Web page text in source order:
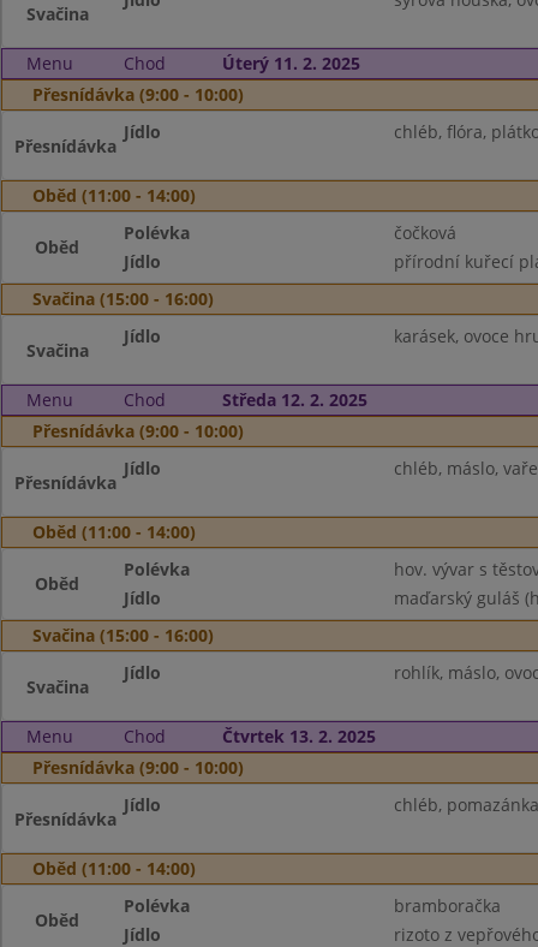
Svačina
Menu Chod
Úterý 11. 2. 2025
Přesnídávka (9:00 - 10:00)
Přesnídávka
Jídlo chléb, flóra,
Oběd (11:00 - 14:00)
Oběd
Polévka
čočková
Jídlo
přírodní kuřecí
Svačina (15:00 - 16:00)
Svačina
Jídlo karásek, ovoce
Menu Chod
Středa 12. 2. 2025
Přesnídávka (9:00 - 10:00)
Přesnídávka
Jídlo chléb, máslo,
Oběd (11:00 - 14:00)
Oběd
Polévka
hov. vývar s
Jídlo
maďarský guláš
Svačina (15:00 - 16:00)
Svačina
Jídlo rohlík, máslo,
Menu Chod
Čtvrtek 13. 2. 2025
Přesnídávka (9:00 - 10:00)
Přesnídávka
Jídlo chléb,
Oběd (11:00 - 14:00)
Oběd
Polévka
bramboračka
Jídlo
rizoto z